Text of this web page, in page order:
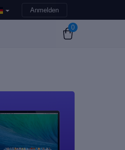
Anmelden
0